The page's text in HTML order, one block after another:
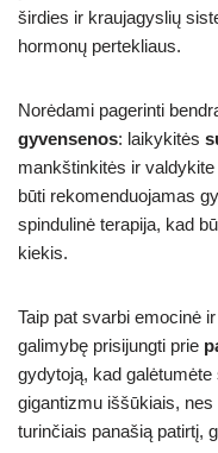
širdies ir kraujagyslių
hormonų pertekliaus.
Norėdami pagerinti
gyvensenos: laikykitės
mankštinkitės ir
būti rekomenduojamas
spindulinė terapija, kad
kiekis.
Taip pat svarbi emocinė
galimybę prisijungti prie
gydytoją, kad
gigantizmu iššūkiais,
turinčiais panašią patirtį,